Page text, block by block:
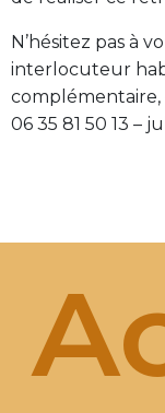
N’hésitez pas à
interlocuteur
complémentaire,
06 35 81 50 13 –